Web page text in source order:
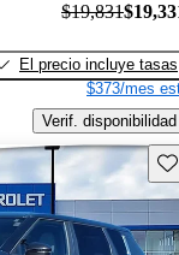
$19,831
El precio incluye tasas
$373/mes
Verif. disponibilidad